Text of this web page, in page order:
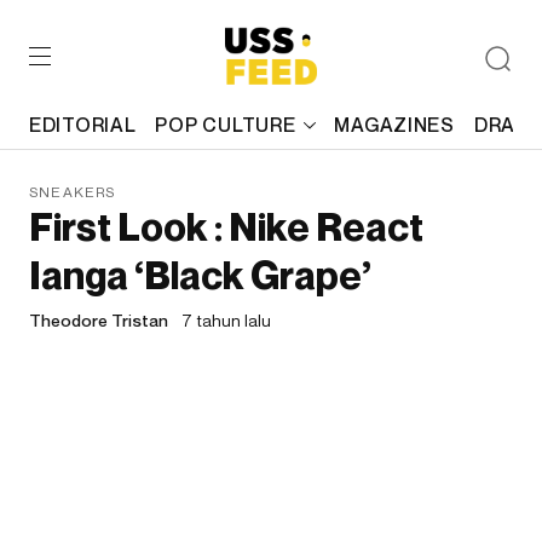
EDITORIAL POP CULTURE MAGAZINES
SNEAKERS
First Look : Nike React
Ianga ‘Black Grape’
Theodore Tristan 7 tahun lalu